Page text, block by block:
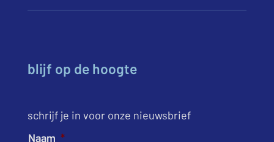
blijf op de hoogte
schrijf je in voor onze nieuwsbrief
Naam *